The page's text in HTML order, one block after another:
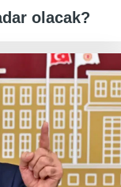
olacak?